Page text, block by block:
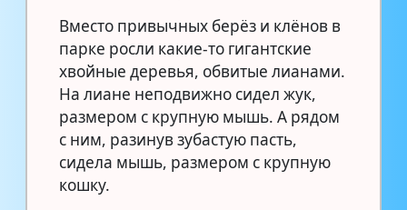
Вместо привычных берёз и клёнов в
парке росли какие-то гигантские
хвойные деревья, обвитые лианами.
На лиане неподвижно сидел жук,
размером с крупную мышь. А рядом
с ним, разинув зубастую пасть,
сидела мышь, размером с крупную
кошку.